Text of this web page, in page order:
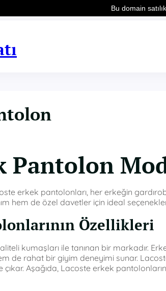
Pantolon
erkek pantolonları, her erkeğin
hem de özel davetler için ideal
Özellikleri
kumaşları ile tanınan bir markadır.
de rahat bir giyim deneyimi sunar.
Aşağıda, Lacoste erkek
Bu domain